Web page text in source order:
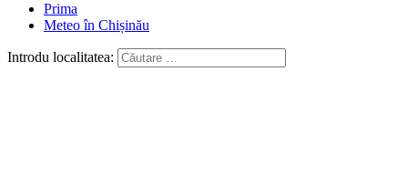
Prima
Meteo în Chișinău
Introdu localitatea: